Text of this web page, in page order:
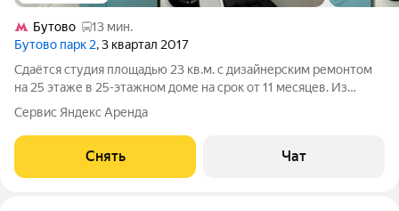
Бутово
13 мин.
Бутово парк 2, 3 квартал 2017
Сдаётся студия площадью 23 кв.м. с дизайнерским ремонтом
на 25 этаже в 25-этажном доме на срок от 11 месяцев. Из
техники есть: Стиральная машина Холодильник Пылесос Дом -
панельный, окна выходят во двор. Есть консьерж. В подъезде 3
лифта - 2
Сервис Яндекс Аренда
Снять Чат